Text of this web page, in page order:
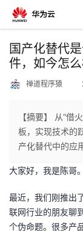
返
回
个
人
主
我
的
我
国产化替代
件，如今怎么
禅道程序猿
【摘要】 从“借
板，实现技术的
产化替代中的应
大家好，我是陈哥。
最近，我们刚推出
联网行业的朋友聊
个伪命题。很多产